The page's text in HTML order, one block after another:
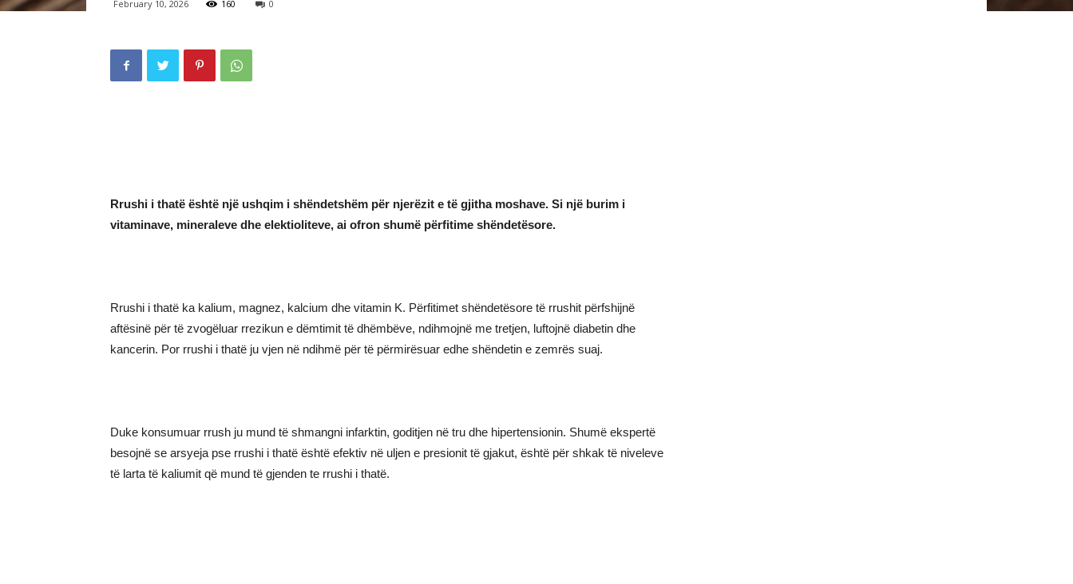
February 10, 2026 160 0
Rrushi i thatë është një ushqim i shëndetshëm për njerëzit e të gjitha moshave. Si një burim i
vitaminave, mineraleve dhe elektioliteve, ai ofron shumë përfitime shëndetësore.
Rrushi i thatë ka kalium, magnez, kalcium dhe vitamin K. Përfitimet shëndetësore të rrushit përfshijnë
aftësinë për të zvogëluar rrezikun e dëmtimit të dhëmbëve, ndihmojnë me tretjen, luftojnë diabetin dhe
kancerin. Por rrushi i thatë ju vjen në ndihmë për të përmirësuar edhe shëndetin e zemrës suaj.
Duke konsumuar rrush ju mund të shmangni infarktin, goditjen në tru dhe hipertensionin. Shumë ekspertë
besojnë se arsyeja pse rrushi i thatë është efektiv në uljen e presionit të gjakut, është për shkak të niveleve
të larta të kaliumit që mund të gjenden te rrushi i thatë.